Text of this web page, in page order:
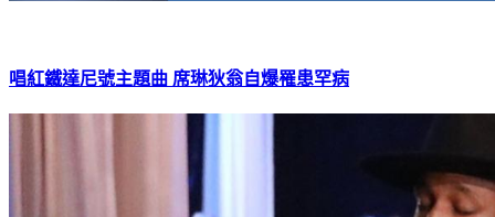
唱紅鐵達尼號主題曲 席琳狄翁自爆罹患罕病